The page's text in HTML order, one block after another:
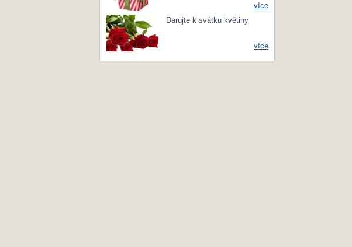
více
Darujte k svátku květiny
více